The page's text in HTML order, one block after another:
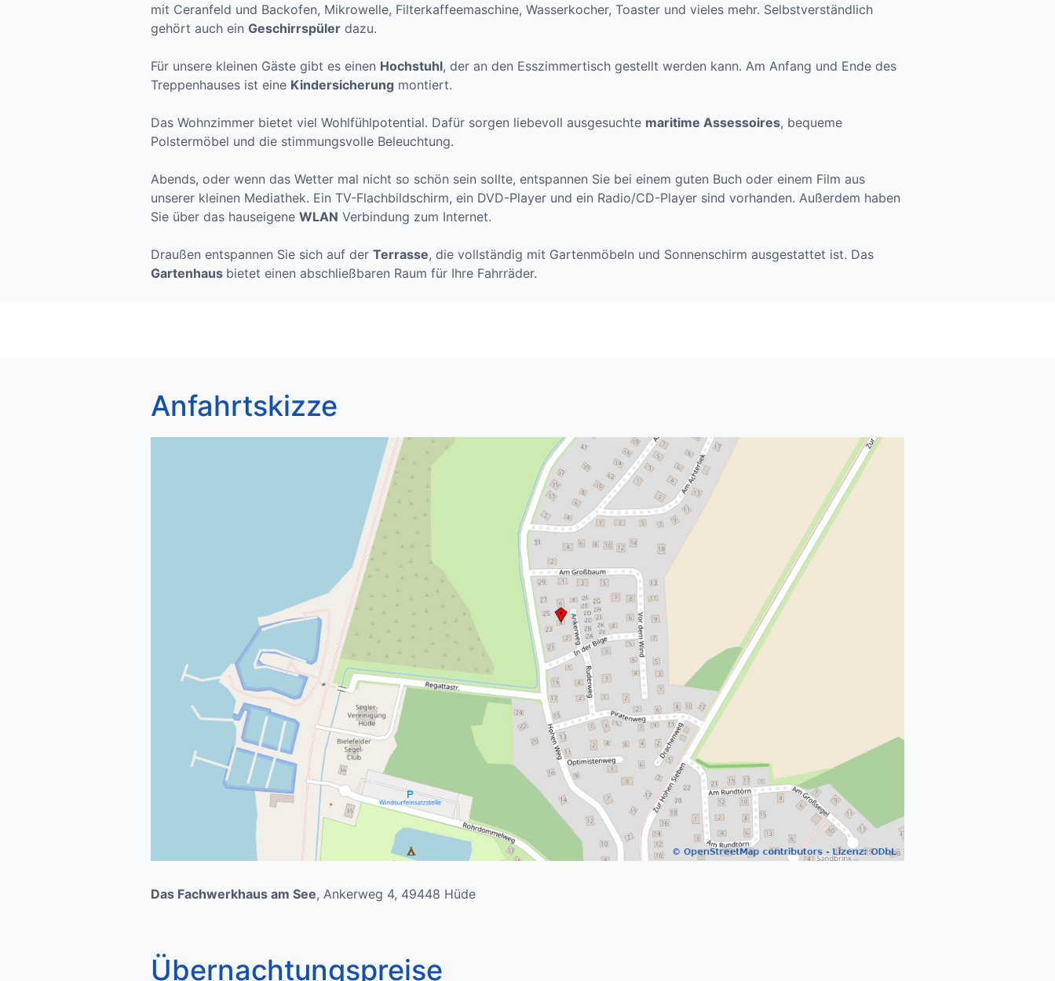
mit Ceranfeld und Backofen, Mikrowelle, Filterkaffeemaschine, Wasserkocher, Toaster und vieles mehr. Selbstverständlich
gehört auch ein Geschirrspüler dazu.
Für unsere kleinen Gäste gibt es einen Hochstuhl, der an den Esszimmertisch gestellt werden kann. Am Anfang und Ende des
Treppenhauses ist eine Kindersicherung montiert.
Das Wohnzimmer bietet viel Wohlfühlpotential. Dafür sorgen liebevoll ausgesuchte maritime Assessoires, bequeme
Polstermöbel und die stimmungsvolle Beleuchtung.
Abends, oder wenn das Wetter mal nicht so schön sein sollte, entspannen Sie bei einem guten Buch oder einem Film aus
unserer kleinen Mediathek. Ein TV-Flachbildschirm, ein DVD-Player und ein Radio/CD-Player sind vorhanden. Außerdem haben
Sie über das hauseigene WLAN Verbindung zum Internet.
Draußen entspannen Sie sich auf der Terrasse, die vollständig mit Gartenmöbeln und Sonnenschirm ausgestattet ist. Das
Gartenhaus bietet einen abschließbaren Raum für Ihre Fahrräder.
Anfahrtskizze
Das Fachwerkhaus am See, Ankerweg 4, 49448 Hüde
Übernachtungspreise